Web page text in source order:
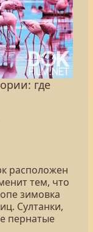
где
расположен
тем, что
зимовка
Султанки,
пернатые